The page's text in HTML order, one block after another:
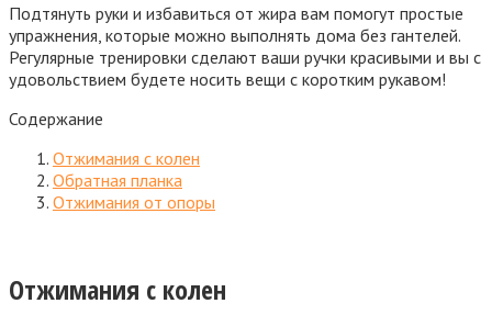
Подтянуть руки и избавиться от жира вам помогут простые
упражнения, которые можно выполнять дома без гантелей.
Регулярные тренировки сделают ваши ручки красивыми и вы с
удовольствием будете носить вещи с коротким рукавом!
Содержание
Отжимания с колен
Обратная планка
Отжимания от опоры
Отжимания с колен